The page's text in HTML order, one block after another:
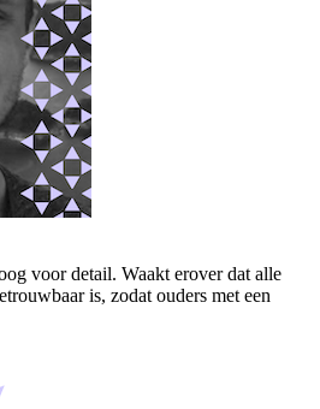
voor detail. Waakt erover dat alle
is, zodat ouders met een